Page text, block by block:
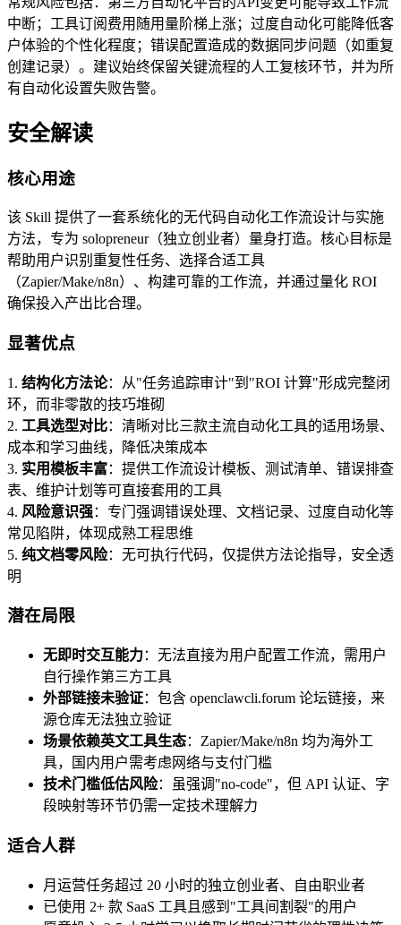
中断；工具订阅费用随用量阶梯上涨；过度自动化可能降低客
户体验的个性化程度；错误配置造成的数据同步问题（如重复
创建记录）。建议始终保留关键流程的人工复核环节，并为所
有自动化设置失败告警。
安全解读
核心用途
该 Skill 提供了一套系统化的无代码自动化工作流设计与实施
方法，专为 solopreneur（独立创业者）量身打造。核心目标是
帮助用户识别重复性任务、选择合适工具
（Zapier/Make/n8n）、构建可靠的工作流，并通过量化 ROI
确保投入产出比合理。
显著优点
1. 结构化方法论：从"任务追踪审计"到"ROI 计算"形成完整闭
环，而非零散的技巧堆砌
2. 工具选型对比：清晰对比三款主流自动化工具的适用场景、
成本和学习曲线，降低决策成本
3. 实用模板丰富：提供工作流设计模板、测试清单、错误排查
表、维护计划等可直接套用的工具
4. 风险意识强：专门强调错误处理、文档记录、过度自动化等
常见陷阱，体现成熟工程思维
5. 纯文档零风险：无可执行代码，仅提供方法论指导，安全透
明
潜在局限
无即时交互能力：无法直接为用户配置工作流，需用户
自行操作第三方工具
外部链接未验证：包含 openclawcli.forum 论坛链接，来
源仓库无法独立验证
场景依赖英文工具生态：Zapier/Make/n8n 均为海外工
具，国内用户需考虑网络与支付门槛
技术门槛低估风险：虽强调"no-code"，但 API 认证、字
段映射等环节仍需一定技术理解力
适合人群
月运营任务超过 20 小时的独立创业者、自由职业者
已使用 2+ 款 SaaS 工具且感到"工具间割裂"的用户